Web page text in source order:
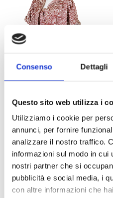
Consenso Dettagli
Questo sito web utilizza i
Utilizziamo i cookie per
annunci, per fornire
analizzare il nostro traffico.
informazioni sul modo in cui
nostri partner che si
pubblicità e social media, i
con altre informazioni che
Christian Dior – Suit Dress
and Shirt from 1970s